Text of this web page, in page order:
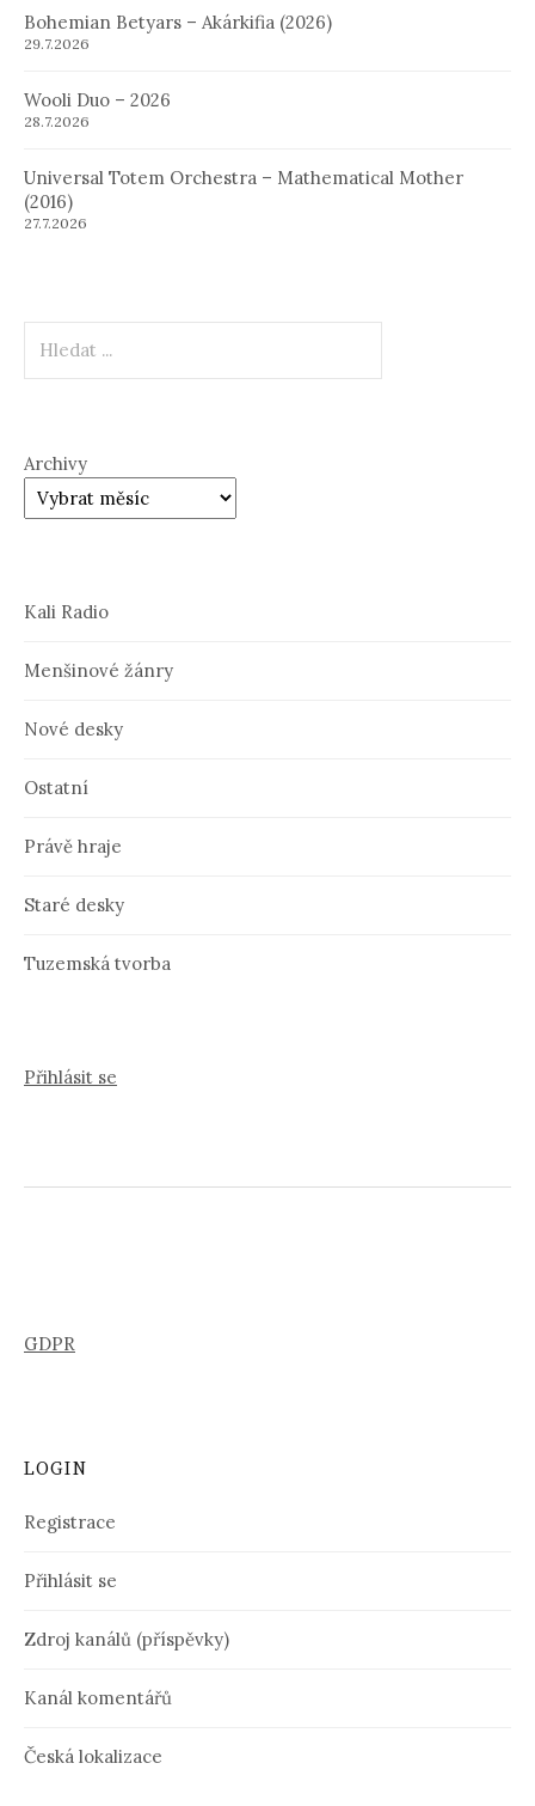
Bohemian Betyars – Akárkifia (2026)
29.7.2026
Wooli Duo – 2026
28.7.2026
Universal Totem Orchestra – Mathematical Mother
(2016)
27.7.2026
Archivy
Kali Radio
Menšinové žánry
Nové desky
Ostatní
Právě hraje
Staré desky
Tuzemská tvorba
Přihlásit se
GDPR
LOGIN
Registrace
Přihlásit se
Zdroj kanálů (příspěvky)
Kanál komentářů
Česká lokalizace